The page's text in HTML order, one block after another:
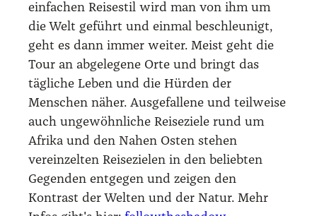
einfachen Reisestil wird man von ihm um
die Welt geführt und einmal beschleunigt,
geht es dann immer weiter. Meist geht die
Tour an abgelegene Orte und bringt das
tägliche Leben und die Hürden der
Menschen näher. Ausgefallene und teilweise
auch ungewöhnliche Reiseziele rund um
Afrika und den Nahen Osten stehen
vereinzelten Reisezielen in den beliebten
Gegenden entgegen und zeigen den
Kontrast der Welten und der Natur. Mehr